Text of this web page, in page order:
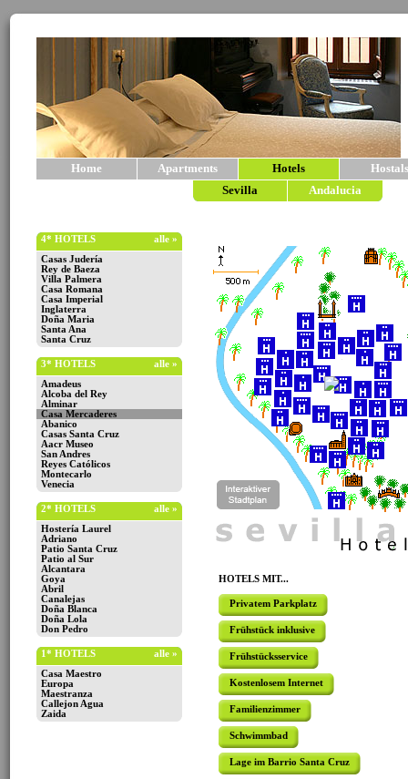
Home Apartments Hotels
Hostals
Sevilla
Andalucia
alle »
4* HOTELS
Casas Judería
Rey de Baeza
Villa Palmera
Casa Romana
Casa Imperial
Inglaterra
Doña Maria
Santa Ana
Santa Cruz
alle »
3* HOTELS
Amadeus
Alcoba del Rey
Alminar
Casa Mercaderes
Abanico
Casas Santa Cruz
Aacr Museo
San Andres
Reyes Católicos
Montecarlo
Venecia
alle »
2* HOTELS
Hostería Laurel
Adriano
Patio Santa Cruz
Patio al Sur
Alcantara
Goya
Abril
Canalejas
Doña Blanca
Doña Lola
Don Pedro
alle »
1* HOTELS
Casa Maestro
Europa
Maestranza
Callejon Agua
Zaida
HOTELS MIT...
Privatem Parkplatz
Frühstück inklusive
Frühstücksservice
Kostenlosem Internet
Familienzimmer
Schwimmbad
Lage im Barrio Santa Cruz